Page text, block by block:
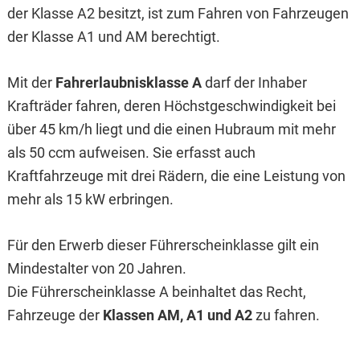
der Klasse A2 besitzt, ist zum Fahren von Fahrzeugen
der Klasse A1 und AM berechtigt.
Mit der Fahrerlaubnisklasse Adarf der Inhaber
Krafträder fahren, deren Höchstgeschwindigkeit bei
über 45 km/h liegt und die einen Hubraum mit mehr
als 50 ccm aufweisen. Sie erfasst auch
Kraftfahrzeuge mit drei Rädern, die eine Leistung von
mehr als 15 kW erbringen.
Für den Erwerb dieser Führerscheinklasse gilt ein
Mindestalter von 20 Jahren.
Die Führerscheinklasse A beinhaltet das Recht,
Fahrzeuge der Klassen AM, A1 und A2zu fahren.